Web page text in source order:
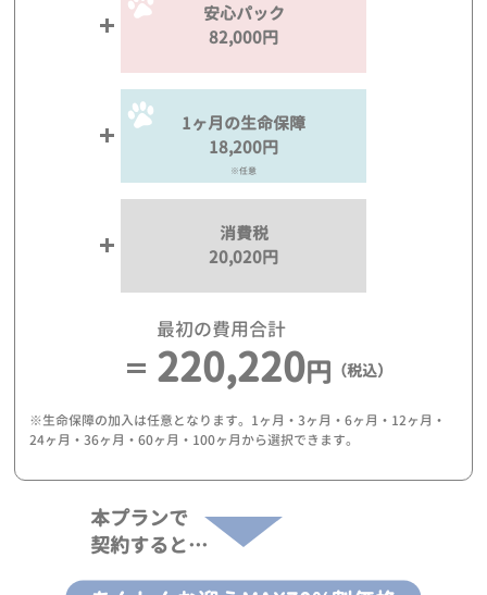
安心パック
82,000円
1ヶ月の生命保障
18,200円
※任意
消費税
20,020円
最初の費用合計
220,220円 （税込）
※生命保障の加入は任意となります。1ヶ月・3ヶ月・6ヶ月・12ヶ月・
24ヶ月・36ヶ月・60ヶ月・100ヶ月から選択できます。
本プランで
契約すると…